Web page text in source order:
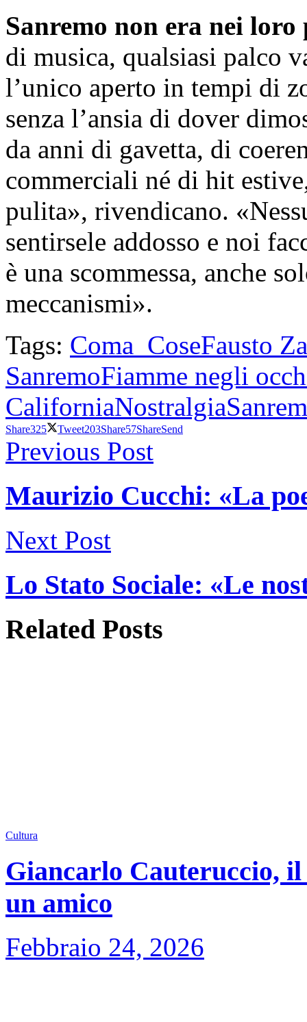
Sanremo non era nei
di musica, qualsiasi palco
l’unico aperto in tempi di
senza l’ansia di dover
da anni di gavetta, di
commerciali né di hit
pulita», rivendicano.
sentirsele addosso e noi
è una scommessa, anche
meccanismi».
Tags: Coma_CoseFausto
SanremoFiamme negli
CaliforniaNostralgia
Share325 Tweet203Share57ShareSend
Previous Post
Maurizio Cucchi: «La
Next Post
Lo Stato Sociale: «Le
Related Posts
Cultura
Giancarlo Cauteruccio,
un amico
Febbraio 24, 2026